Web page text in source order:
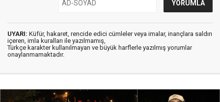
UYARI: Küfür, hakaret, rencide edici cümleler veya imalar, inançlara saldırı
içeren, imla kuralları ile yazılmamış,
Türkçe karakter kullanılmayan ve büyük harflerle yazılmış yorumlar
onaylanmamaktadır.